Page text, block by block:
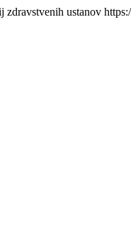
ustanov